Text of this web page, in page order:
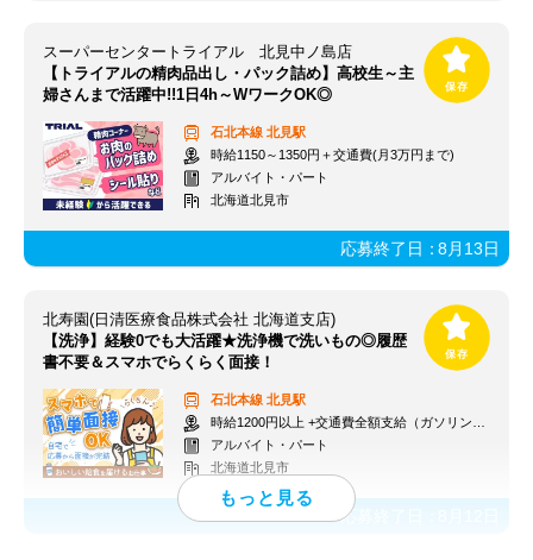
スーパーセンタートライアル 北見中ノ島店
【トライアルの精肉品出し・パック詰め】高校生～主
婦さんまで活躍中!!1日4h～WワークOK◎
石北本線 北見駅
時給1150～1350円＋交通費(月3万円まで)
アルバイト・パート
北海道北見市
応募終了日：8月13日
北寿園(日清医療食品株式会社 北海道支店)
【洗浄】経験0でも大活躍★洗浄機で洗いもの◎履歴
書不要＆スマホでらくらく面接！
石北本線 北見駅
時給1200円以上 +交通費全額支給（ガソリン代も支給）
アルバイト・パート
北海道北見市
応募終了日：